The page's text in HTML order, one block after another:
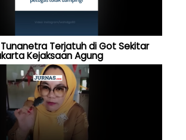
Terjatuh di Got Sekitar
Kejaksaan Agung